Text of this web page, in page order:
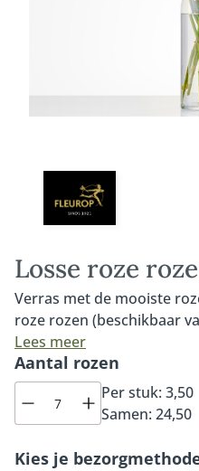
Losse roze
Verras met de mooiste
roze rozen (beschikbaar
iemand wilt verrassen.
allerhoogste kwaliteit,
liefde en veel
bloemist samengesteld
roze rozen die worden
Sweet Avalanche rozen.
Lees meer
Aantal rozen
Per stuk: 3,50
Samen: 24,50
Kies je